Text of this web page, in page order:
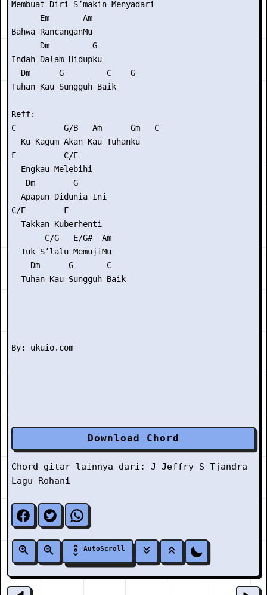
Membuat Diri S’makin Menyadari
      Em       Am
Bahwa RancanganMu
      Dm         G
Indah Dalam Hidupku
  Dm      G         C    G
Tuhan Kau Sungguh Baik
Reff:
C          G/B   Am      Gm   C
  Ku Kagum Akan Kau Tuhanku
F          C/E
  Engkau Melebihi
   Dm        G
  Apapun Didunia Ini
C/E        F
  Takkan Kuberhenti
       C/G   E/G#  Am
  Tuk S’lalu MemujiMu
    Dm      G       C
  Tuhan Kau Sungguh Baik
Download Chord
Chord gitar lainnya dari: J
Jeffry S Tjandra
Lagu Rohani
AutoScroll